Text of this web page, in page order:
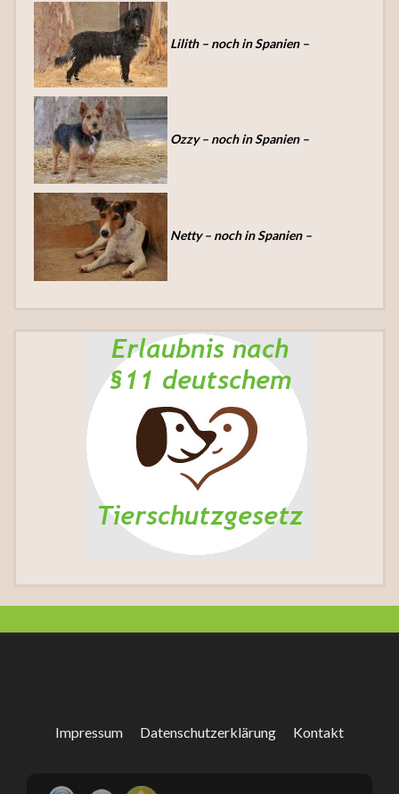
Lilith – noch in Spanien –
Ozzy – noch in Spanien –
Netty – noch in Spanien –
Impressum Datenschutzerklärung Kontakt